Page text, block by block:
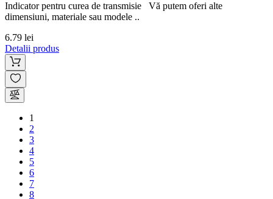
Indicator pentru curea de transmisie Vă putem oferi alte
dimensiuni, materiale sau modele ..
6.79 lei
Detalii produs
1
2
3
4
5
6
7
8